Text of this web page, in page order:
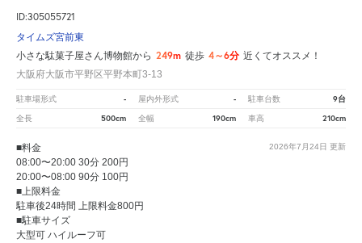
ID:305055721
タイムズ宮前東
小さな駄菓子屋さん博物館から 249m 徒歩 4～6分 近くてオススメ！
大阪府大阪市平野区平野本町3-13
駐車場形式 - 屋内外形式 - 駐車台数 9台
全長 500cm 全幅 190cm 車高 210cm
2026年7月24日 更新
■料金
08:00〜20:00 30分 200円
20:00〜08:00 90分 100円
■上限料金
駐車後24時間 上限料金800円
■駐車サイズ
大型可 ハイルーフ可